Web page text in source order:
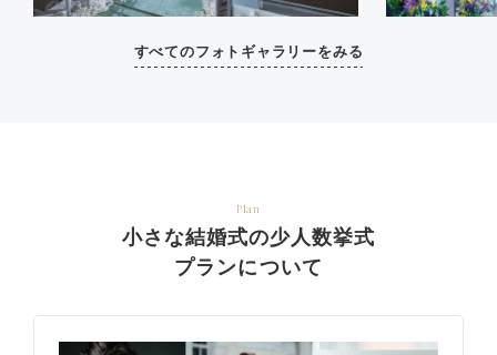
すべてのフォトギャラリーをみる
Plan
小さな結婚式の少人数挙式
プランについて